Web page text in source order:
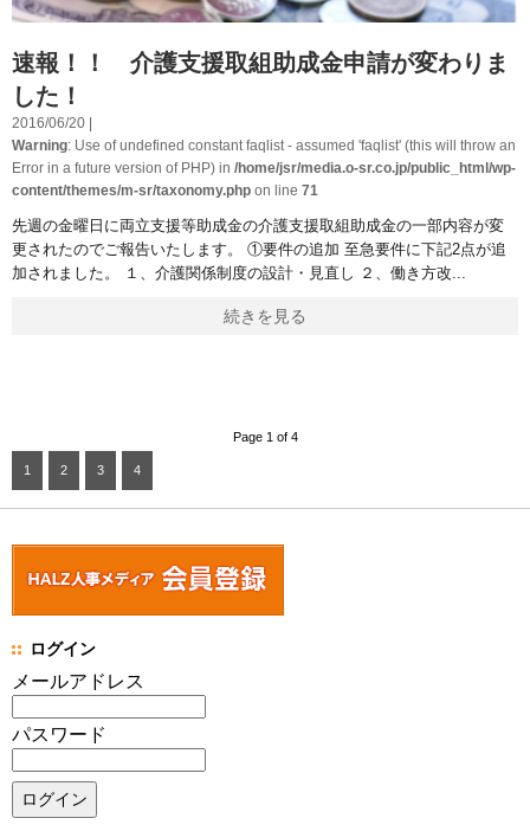
速報！！ 介護支援取組助成金申請が変わりま
した！
2016/06/20 |
Warning: Use of undefined constant faqlist - assumed 'faqlist' (this will throw an
Error in a future version of PHP) in /home/jsr/media.o-sr.co.jp/public_html/wp-
content/themes/m-sr/taxonomy.php on line 71
先週の金曜日に両立支援等助成金の介護支援取組助成金の一部内容が変
更されたのでご報告いたします。 ①要件の追加 至急要件に下記2点が追
加されました。 １、介護関係制度の設計・見直し ２、働き方改
続きを見る
Page 1 of 4
1 2 3 4
ログイン
メールアドレス
パスワード